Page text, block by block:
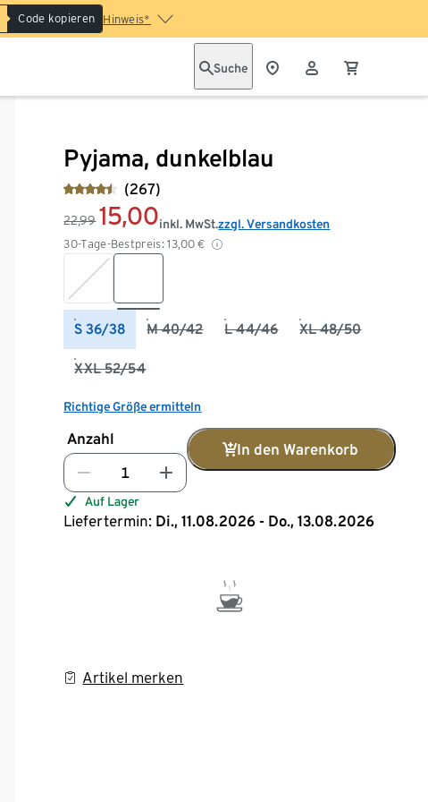
Code kopieren Hinweis*
Suche
Pyjama, dunkelblau
(267)
22,99 15,00
30-Tage-Bestpreis: 13,00 €
inkl. MwSt.zzgl. Versandkosten
S 36/38 M 40/42 L 44/46 XL 48/50
XXL 52/54
Richtige Größe ermitteln
Anzahl
In den Warenkorb
Auf Lager
Liefertermin: Di., 11.08.2026 - Do., 13.08.2026
Artikel merken